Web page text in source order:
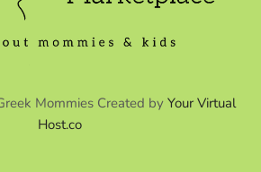
Mommies Created by Your Virtual
Host.co